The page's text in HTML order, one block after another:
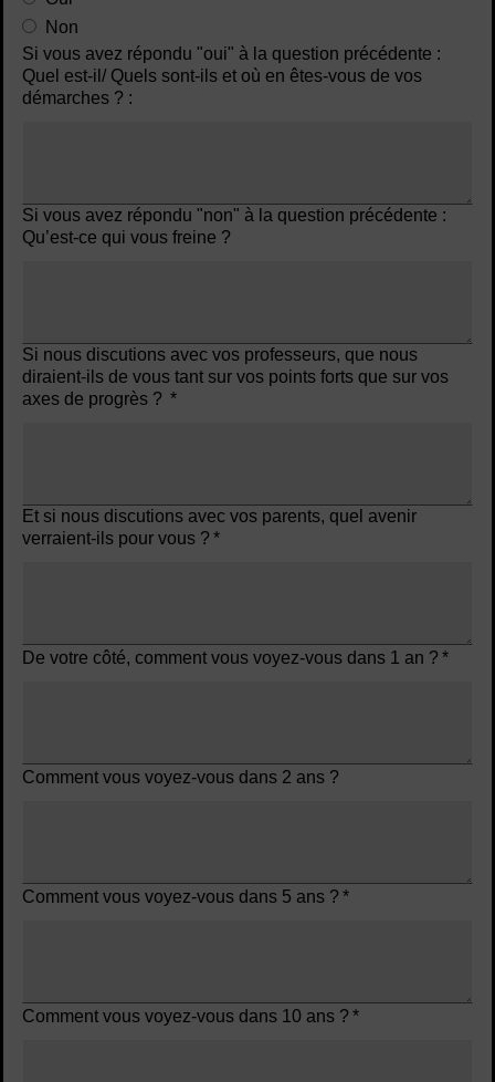
Non
Si vous avez répondu "oui" à la question précédente :
Quel est-il/ Quels sont-ils et où en êtes-vous de vos
démarches ? :
Si vous avez répondu "non" à la question précédente :
Qu’est-ce qui vous freine ?
Si nous discutions avec vos professeurs, que nous
diraient-ils de vous tant sur vos points forts que sur vos
axes de progrès ? *
Et si nous discutions avec vos parents, quel avenir
verraient-ils pour vous ? *
De votre côté, comment vous voyez-vous dans 1 an ? *
Comment vous voyez-vous dans 2 ans ?
Comment vous voyez-vous dans 5 ans ? *
Comment vous voyez-vous dans 10 ans ? *